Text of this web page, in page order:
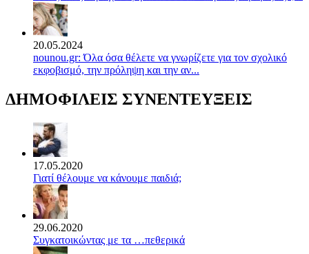
20.05.2024
nounou.gr: Όλα όσα θέλετε να γνωρίζετε για τον σχολικό
εκφοβισμό, την πρόληψη και την αν...
ΔΗΜΟΦΙΛΕΙΣ ΣΥΝΕΝΤΕΥΞΕΙΣ
17.05.2020
Γιατί θέλουμε να κάνουμε παιδιά;
29.06.2020
Συγκατοικώντας με τα …πεθερικά